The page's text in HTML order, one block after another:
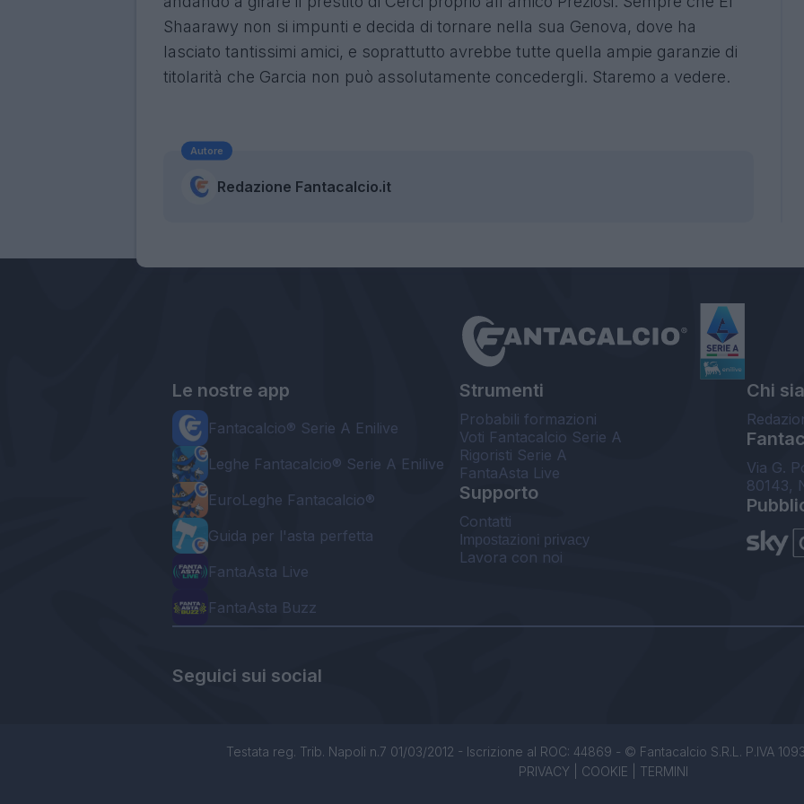
Shaarawy non si impunti e decida di tornare nella sua Genova, dove ha
lasciato tantissimi amici, e soprattutto avrebbe tutte quella ampie garanzie di
titolarità che Garcia non può assolutamente concedergli. Staremo a vedere.
Autore
Redazione Fantacalcio.it
Le nostre app
Fantacalcio® Serie A Enilive
Leghe Fantacalcio® Serie A Enilive
EuroLeghe Fantacalcio®
Guida per l'asta perfetta
FantaAsta Live
FantaAsta Buzz
Strumenti
Probabili formazioni
Voti Fantacalcio Serie A
Rigoristi Serie A
FantaAsta Live
Supporto
Contatti
Impostazioni privacy
Lavora con noi
Chi
Via G.
80143,
Seguici sui social
Testata reg. Trib. Napoli n.7 01/03/2012 - Iscrizione al ROC: 44869 - © Fantacalcio S.R.L. P.IVA
PRIVACY| COOKIE TERMINI